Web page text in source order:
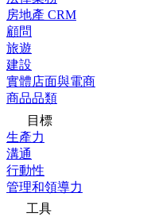
房地產 CRM
顧問
旅遊
建設
實體店面與電商
商品品類
目標
生產力
溝通
行動性
管理和領導力
工具